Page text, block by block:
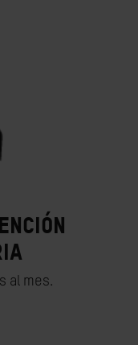
al mes.